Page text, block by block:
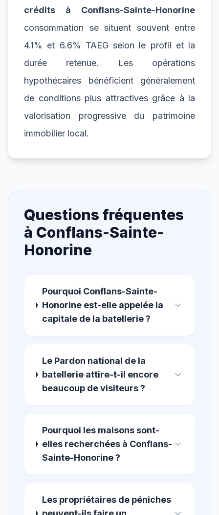
crédits à Conflans-Sainte-Honorine
consommation se situent souvent entre
4.1% et 6.6% TAEG selon le profil et la
durée retenue. Les opérations
hypothécaires bénéficient généralement
de conditions plus attractives grâce à la
valorisation progressive du patrimoine
immobilier local.
Questions fréquentes
à Conflans-Sainte-
Honorine
Pourquoi Conflans-Sainte-
Honorine est-elle appelée la
capitale de la batellerie ?
Le Pardon national de la
batellerie attire-t-il encore
beaucoup de visiteurs ?
Pourquoi les maisons sont-
elles recherchées à Conflans-
Sainte-Honorine ?
Les propriétaires de péniches